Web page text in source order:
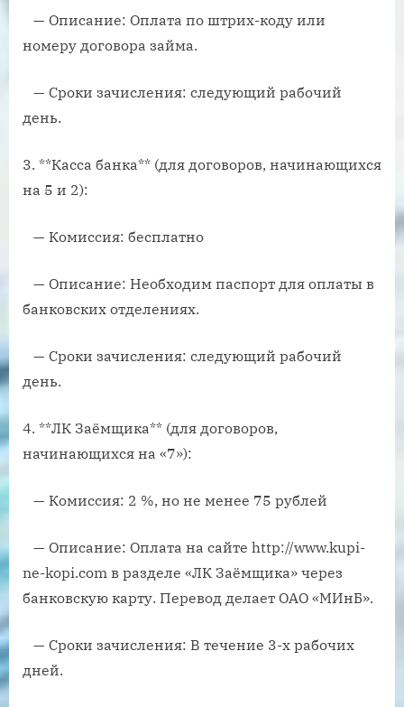
— Описание: Оплата по штрих-коду или
номеру договора займа.
— Сроки зачисления: следующий рабочий
день.
3. **Касса банка** (для договоров, начинающихся
на 5 и 2):
— Комиссия: бесплатно
— Описание: Необходим паспорт для оплаты в
банковских отделениях.
— Сроки зачисления: следующий рабочий
день.
4. **ЛК Заёмщика** (для договоров,
начинающихся на «7»):
— Комиссия: 2 %, но не менее 75 рублей
— Описание: Оплата на сайте http://www.kupi-
ne-kopi.com в разделе «ЛК Заёмщика» через
банковскую карту. Перевод делает ОАО «МИнБ».
— Сроки зачисления: В течение 3-х рабочих
дней.